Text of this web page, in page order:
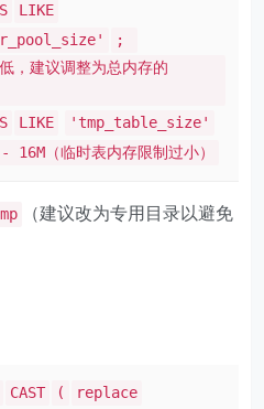
LIKE
;
，建议调整为总内存的
LIKE
'tmp_table_size'
16M（临时表内存限制过小）
（建议改为专用目录以避免
CAST (
replace